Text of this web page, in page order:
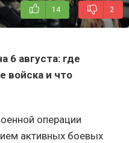
14 2
6 августа: где
войска и что
операции
активных боевых